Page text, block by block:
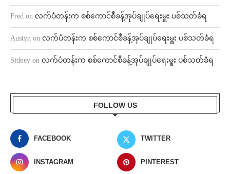
Fred on လက်ပံတန်းက စစ်ကောင်စီခန့်အုပ်ချုပ်ရေးမှူး ပစ်သတ်ခံရ
Austyn on လက်ပံတန်းက စစ်ကောင်စီခန့်အုပ်ချုပ်ရေးမှူး ပစ်သတ်ခံရ
Sidney on လက်ပံတန်းက စစ်ကောင်စီခန့်အုပ်ချုပ်ရေးမှူး ပစ်သတ်ခံရ
FOLLOW US
FACEBOOK TWITTER
INSTAGRAM PINTEREST